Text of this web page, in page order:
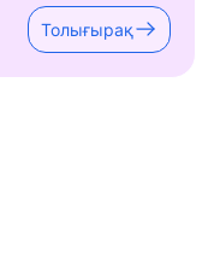
Толығырақ